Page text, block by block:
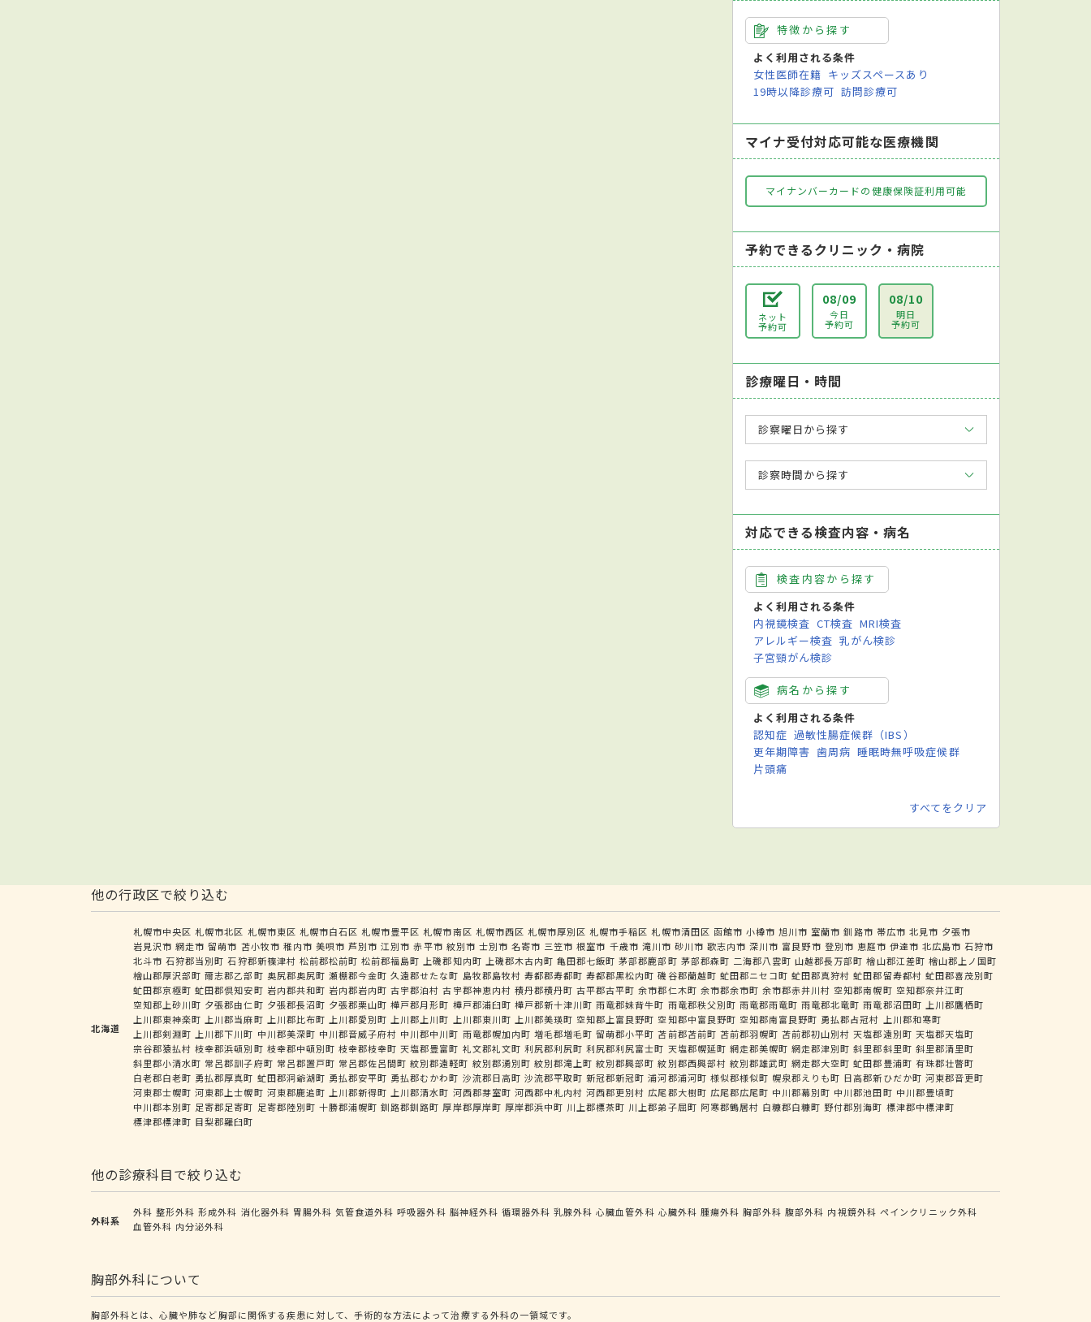
特徴から探す
よく利用される条件
女性医師在籍 キッズスペースあり
19時以降診療可 訪問診療可
マイナ受付対応可能な医療機関
マイナンバーカードの健康保険証利用可能
予約できるクリニック・病院
ネット
予約可
08/09
今日
予約可
08/10
明日
予約可
診療曜日・時間
診察曜日から探す
診察時間から探す
対応できる検査内容・病名
検査内容から探す
よく利用される条件
内視鏡検査 CT検査 MRI検査
アレルギー検査 乳がん検診
子宮頸がん検診
病名から探す
よく利用される条件
認知症 過敏性腸症候群（IBS）
更年期障害 歯周病 睡眠時無呼吸症候群
片頭痛
すべてをクリア
他の行政区で絞り込む
北海道
札幌市中央区 札幌市北区 札幌市東区 札幌市白石区 札幌市豊平区 札幌市南区 札幌市西区 札幌市厚別区 札幌市手稲区 札幌市清田区 函館市 小樽市 旭川市 室蘭市 釧路市 帯広市 北見市 夕張市
岩見沢市 網走市 留萌市 苫小牧市 稚内市 美唄市 芦別市 江別市 赤平市 紋別市 士別市 名寄市 三笠市 根室市 千歳市 滝川市 砂川市 歌志内市 深川市 富良野市 登別市 恵庭市 伊達市 北広島市 石狩市
北斗市 石狩郡当別町 石狩郡新篠津村 松前郡松前町 松前郡福島町 上磯郡知内町 上磯郡木古内町 亀田郡七飯町 茅部郡鹿部町 茅部郡森町 二海郡八雲町 山越郡長万部町 檜山郡江差町 檜山郡上ノ国町
檜山郡厚沢部町 爾志郡乙部町 奥尻郡奥尻町 瀬棚郡今金町 久遠郡せたな町 島牧郡島牧村 寿都郡寿都町 寿都郡黒松内町 磯谷郡蘭越町 虻田郡ニセコ町 虻田郡真狩村 虻田郡留寿都村 虻田郡喜茂別町
虻田郡京極町 虻田郡倶知安町 岩内郡共和町 岩内郡岩内町 古宇郡泊村 古宇郡神恵内村 積丹郡積丹町 古平郡古平町 余市郡仁木町 余市郡余市町 余市郡赤井川村 空知郡南幌町 空知郡奈井江町
空知郡上砂川町 夕張郡由仁町 夕張郡長沼町 夕張郡栗山町 樺戸郡月形町 樺戸郡浦臼町 樺戸郡新十津川町 雨竜郡妹背牛町 雨竜郡秩父別町 雨竜郡雨竜町 雨竜郡北竜町 雨竜郡沼田町 上川郡鷹栖町
上川郡東神楽町 上川郡当麻町 上川郡比布町 上川郡愛別町 上川郡上川町 上川郡東川町 上川郡美瑛町 空知郡上富良野町 空知郡中富良野町 空知郡南富良野町 勇払郡占冠村
上川郡和寒町
上川郡剣淵町 上川郡下川町 中川郡美深町 中川郡音威子府村 中川郡中川町 雨竜郡幌加内町 増毛郡増毛町 留萌郡小平町 苫前郡苫前町 苫前郡羽幌町 苫前郡初山別村 天塩郡遠別町 天塩郡天塩町
宗谷郡猿払村 枝幸郡浜頓別町 枝幸郡中頓別町 枝幸郡枝幸町 天塩郡豊富町 礼文郡礼文町 利尻郡利尻町 利尻郡利尻富士町 天塩郡幌延町 網走郡美幌町 網走郡津別町 斜里郡斜里町 斜里郡清里町
斜里郡小清水町 常呂郡訓子府町 常呂郡置戸町 常呂郡佐呂間町 紋別郡遠軽町 紋別郡湧別町 紋別郡滝上町 紋別郡興部町 紋別郡西興部村 紋別郡雄武町 網走郡大空町 虻田郡豊浦町 有珠郡壮瞥町
白老郡白老町 勇払郡厚真町 虻田郡洞爺湖町 勇払郡安平町 勇払郡むかわ町 沙流郡日高町 沙流郡平取町 新冠郡新冠町 浦河郡浦河町 様似郡様似町 幌泉郡えりも町 日高郡新ひだか町 河東郡音更町
河東郡士幌町 河東郡上士幌町 河東郡鹿追町 上川郡新得町 上川郡清水町 河西郡芽室町 河西郡中札内村 河西郡更別村 広尾郡大樹町 広尾郡広尾町 中川郡幕別町 中川郡池田町 中川郡豊頃町
中川郡本別町 足寄郡足寄町 足寄郡陸別町 十勝郡浦幌町 釧路郡釧路町 厚岸郡厚岸町 厚岸郡浜中町 川上郡標茶町 川上郡弟子屈町 阿寒郡鶴居村 白糠郡白糠町 野付郡別海町 標津郡中標津町
標津郡標津町 目梨郡羅臼町
他の診療科目で絞り込む
外科系
外科 整形外科 形成外科 消化器外科 胃腸外科 気管食道外科 呼吸器外科 脳神経外科 循環器外科 乳腺外科 心臓血管外科 心臓外科 腫瘍外科 胸部外科 腹部外科 内視鏡外科 ペインクリニック外科
血管外科 内分泌外科
胸部外科について
胸部外科とは、心臓や肺など胸部に関係する疾患に対して、手術的な方法によって治療する外科の一領域です。